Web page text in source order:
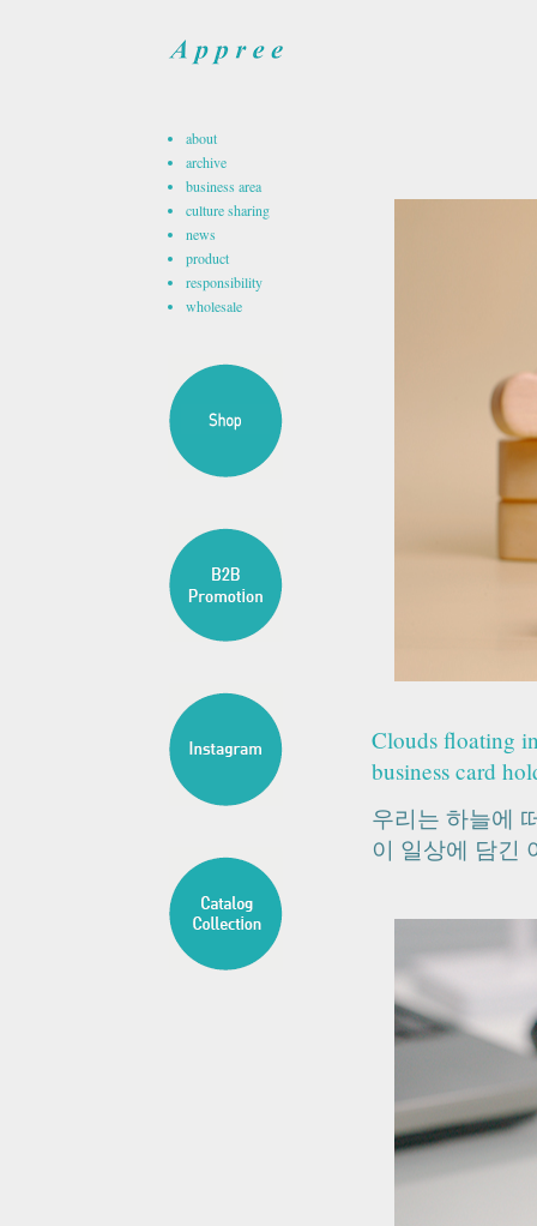
Clouds floating
business card
우리는 하늘에
이 일상에 담긴
about
archive
business area
culture sharing
news
product
responsibility
wholesale